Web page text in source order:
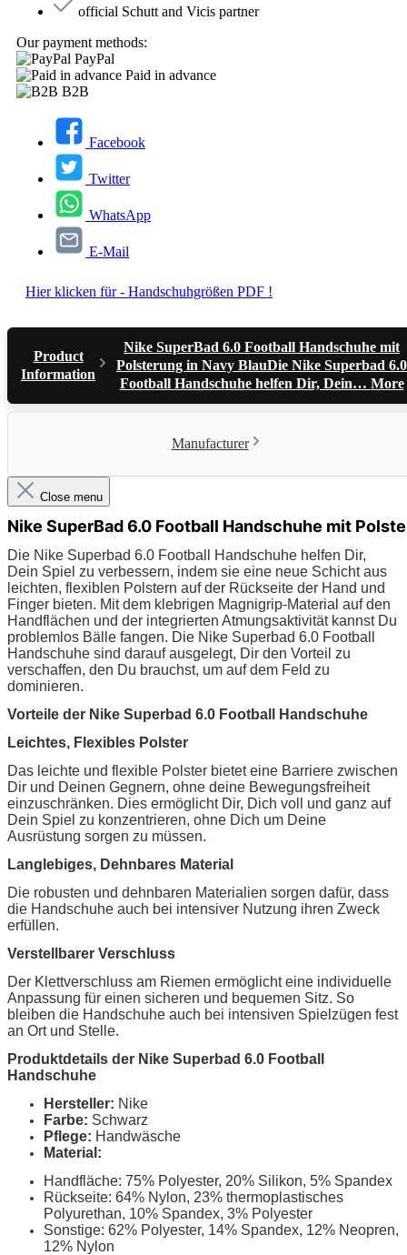
official Schutt and Vicis partner
Our payment methods:
PayPal
Paid in advance
B2B
Facebook
Twitter
WhatsApp
E-Mail
Hier klicken für - Handschuhgrößen PDF !
Product
Information
Nike SuperBad 6.0 Football Handschuhe mit
Polsterung in Navy BlauDie Nike Superbad 6.0
Football Handschuhe helfen Dir, Dein… More
Manufacturer
Close menu
Nike SuperBad 6.0 Football Handschuhe mit
Die Nike Superbad 6.0 Football Handschuhe helfen Dir,
Dein Spiel zu verbessern, indem sie eine neue Schicht aus
leichten, flexiblen Polstern auf der Rückseite der Hand und
Finger bieten. Mit dem klebrigen Magnigrip-Material auf den
Handflächen und der integrierten Atmungsaktivität kannst Du
problemlos Bälle fangen. Die Nike Superbad 6.0 Football
Handschuhe sind darauf ausgelegt, Dir den Vorteil zu
verschaffen, den Du brauchst, um auf dem Feld zu
dominieren.
Vorteile der Nike Superbad 6.0 Football Handschuhe
Leichtes, Flexibles Polster
Das leichte und flexible Polster bietet eine Barriere zwischen
Dir und Deinen Gegnern, ohne deine Bewegungsfreiheit
einzuschränken. Dies ermöglicht Dir, Dich voll und ganz auf
Dein Spiel zu konzentrieren, ohne Dich um Deine
Ausrüstung sorgen zu müssen.
Langlebiges, Dehnbares Material
Die robusten und dehnbaren Materialien sorgen dafür, dass
die Handschuhe auch bei intensiver Nutzung ihren Zweck
erfüllen.
Verstellbarer Verschluss
Der Klettverschluss am Riemen ermöglicht eine individuelle
Anpassung für einen sicheren und bequemen Sitz. So
bleiben die Handschuhe auch bei intensiven Spielzügen fest
an Ort und Stelle.
Produktdetails der Nike Superbad 6.0 Football
Handschuhe
Hersteller: Nike
Farbe: Schwarz
Pflege: Handwäsche
Material:
Handfläche: 75% Polyester, 20% Silikon, 5% Spandex
Rückseite: 64% Nylon, 23% thermoplastisches
Polyurethan, 10% Spandex, 3% Polyester
Sonstige: 62% Polyester, 14% Spandex, 12% Neopren,
12% Nylon